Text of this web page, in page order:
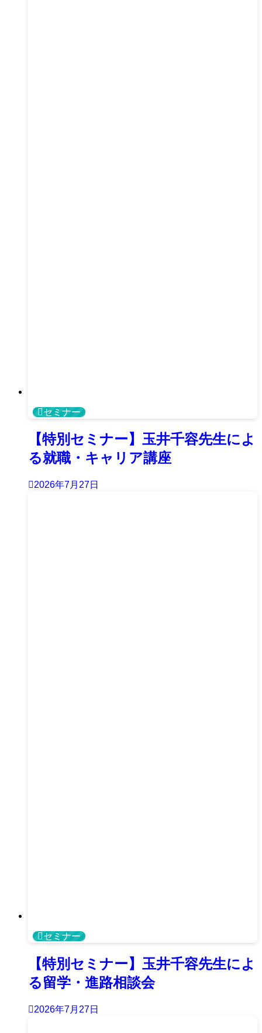
セミナー
【特別セミナー】玉井千容先生によ
る就職・キャリア講座
2026年7月27日
セミナー
【特別セミナー】玉井千容先生によ
る留学・進路相談会
2026年7月27日